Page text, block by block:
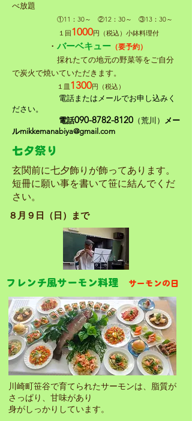
べ放題
①11：30～ ②12：30～ ③13：30～
​ １回1000円（税込）小鉢料理付
・ バーベキュー （要予約）
採れたての地元の野菜等をご自分
で炭火で焼いていただきます。
１皿 1300円（税込）
電話またはメールでお申し込みく
ださい。
電話090-8782-8120 （荒川） メー
ルmikkemanabiya@gmail.com
​七夕祭り
​玄関前に七夕飾りが飾ってあります。
短冊に願い事を書いて笹に結んでくだ
さい。
８月９日（日）まで
フレンチ風サーモン料理 サーモンの日
川崎町笹谷で育てられたサーモンは、脂質が
さっぱり、甘味があり
​身がしっかりしています。